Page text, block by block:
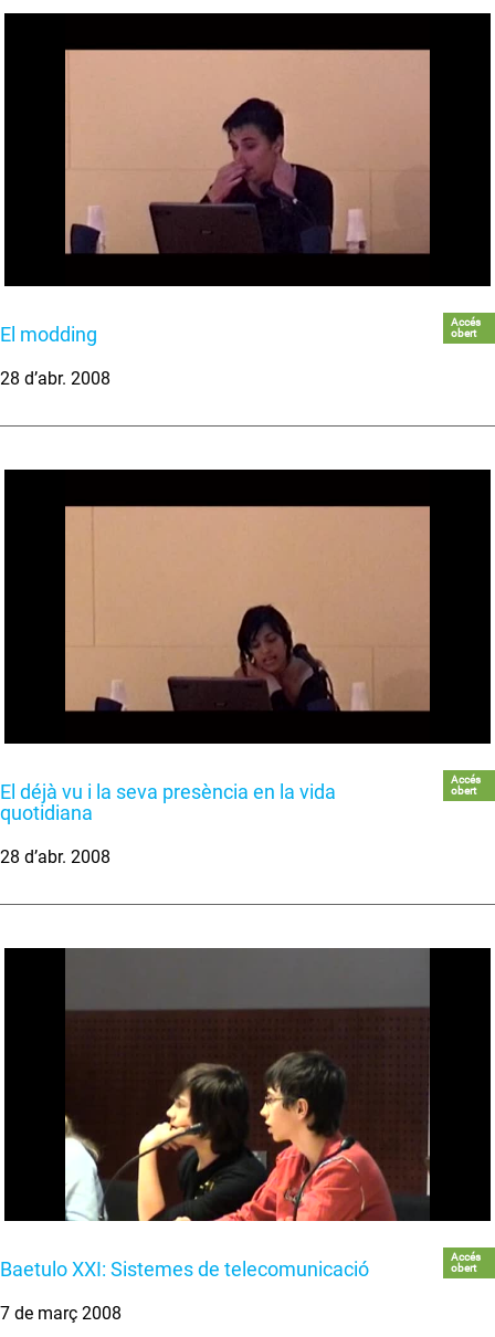
El modding
Accés
obert
28 d’abr. 2008
El déjà vu i la seva presència en la vida
quotidiana
Accés
obert
28 d’abr. 2008
Baetulo XXI: Sistemes de telecomunicació
Accés
obert
7 de març 2008